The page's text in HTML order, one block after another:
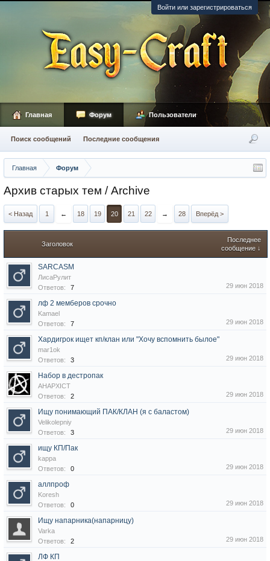
Войти или зарегистрироваться
Главная Форум
Архив старых тем / Archive
< Назад 1 ← 18 19 20 21 22 → 28 Вперёд >
Заголовок
Последнее
сообщение ↓
SARCASM
ЛисаРулит
Ответов:
7 29 июн 2018
лф 2 мемберов срочно
Kamael
Ответов:
7 29 июн 2018
Хардигрок ищет кп/клан или "Хочу вспомнить былое"
mar1ok
Ответов:
3 29 июн 2018
Набор в дестропак
AHAPXICT
Ответов:
2 29 июн 2018
Ищу понимающий ПАК/КЛАН (я с баластом)
Velikolepniy
Ответов:
3 29 июн 2018
ищу КП/Пак
kappa
Ответов:
0 29 июн 2018
аллпроф
Koresh
Ответов:
0 29 июн 2018
Ищу напарника(напарницу)
Varka
Ответов:
2 29 июн 2018
ЛФ КП
Главная Форум
Поиск сообщений Последние сообщения
Пользователи